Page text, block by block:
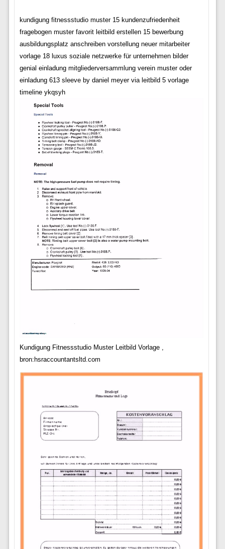
kundigung fitnessstudio muster 15 kundenzufriedenheit
fragebogen muster favorit leitbild erstellen 15 bewerbung
ausbildungsplatz anschreiben vorstellung neuer mitarbeiter
vorlage 18 luxus soziale netzwerke für unternehmen bilder
genial einladung mitgliederversammlung verein muster oder
einladung 613 sleeve by daniel meyer via leitbild 5 vorlage
timeline ykqsyh
Kundigung Fitnessstudio Muster Leitbild Vorlage ,
bron:hsraccountantsltd.com